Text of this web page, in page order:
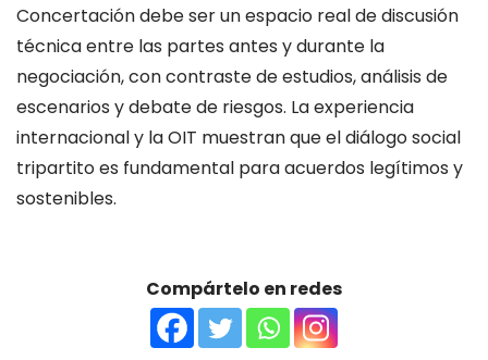
Concertación debe ser un espacio real de discusión
técnica entre las partes antes y durante la
negociación, con contraste de estudios, análisis de
escenarios y debate de riesgos. La experiencia
internacional y la OIT muestran que el diálogo social
tripartito es fundamental para acuerdos legítimos y
sostenibles.
Compártelo en redes